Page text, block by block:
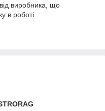
виробника, що
в роботі.